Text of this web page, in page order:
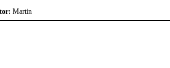
Martin